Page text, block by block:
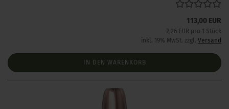
113,00 EUR
2,26 EUR pro 1 Stück
inkl. 19% MwSt. zzgl. Versand
IN DEN WARENKORB